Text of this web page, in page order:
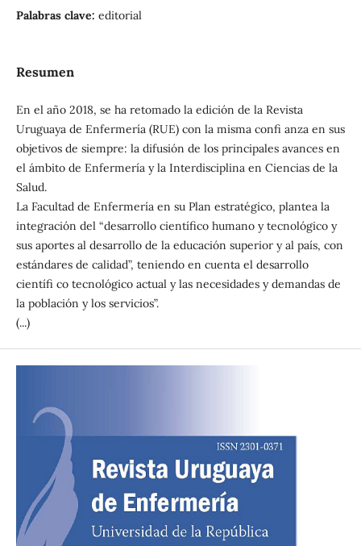
Palabras clave: editorial
Resumen
En el año 2018, se ha retomado la edición de la Revista
Uruguaya de Enfermería (RUE) con la misma confi anza en sus
objetivos de siempre: la difusión de los principales avances en
el ámbito de Enfermería y la Interdisciplina en Ciencias de la
Salud.
La Facultad de Enfermería en su Plan estratégico, plantea la
integración del “desarrollo científico humano y tecnológico y
sus aportes al desarrollo de la educación superior y al país, con
estándares de calidad”, teniendo en cuenta el desarrollo
científi co tecnológico actual y las necesidades y demandas de
la población y los servicios”.
(...)